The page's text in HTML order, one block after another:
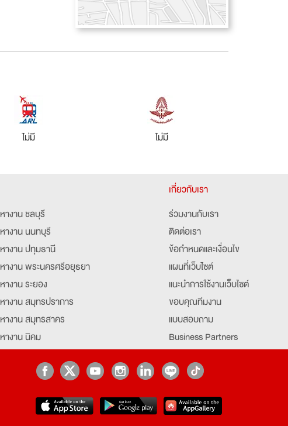
ไม่มี ไม่มี
หางาน ชลบุรี
หางาน นนทบุรี
หางาน ปทุมธานี
หางาน พระนครศรีอยุธยา
หางาน ระยอง
หางาน สมุทรปราการ
หางาน สมุทรสาคร
หางาน นิคม
เกี่ยวกับเรา
ร่วมงานกับเรา
ติดต่อเรา
ข้อกำหนดและเงื่อนไข
แผนที่เว็บไซต์
แนะนำการใช้งานเว็บไซต์
ขอบคุณทีมงาน
แบบสอบถาม
Business Partners
Job Index
job